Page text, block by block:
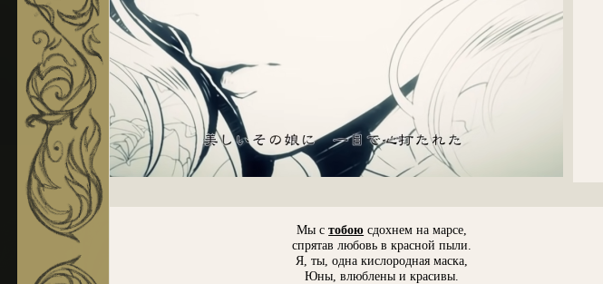
Мы стобою сдохнем на марсе,
спрятав любовь в красной пыли.
Я, ты, одна кислородная маска,
Юны, влюблены и красивы.